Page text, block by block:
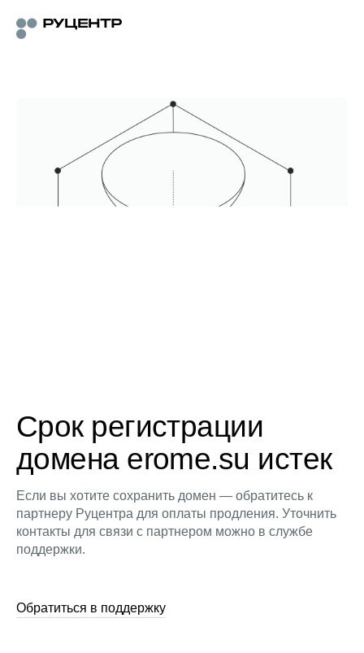
Срок регистрации
домена erome.su истек
Если вы хотите сохранить домен — обратитесь к
партнеру Руцентра для оплаты продления. Уточнить
контакты для связи с партнером можно в службе
поддержки.
Обратиться в поддержку